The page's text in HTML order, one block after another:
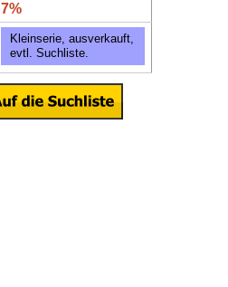
7%
Kleinserie, ausverkauft,
evtl. Suchliste.